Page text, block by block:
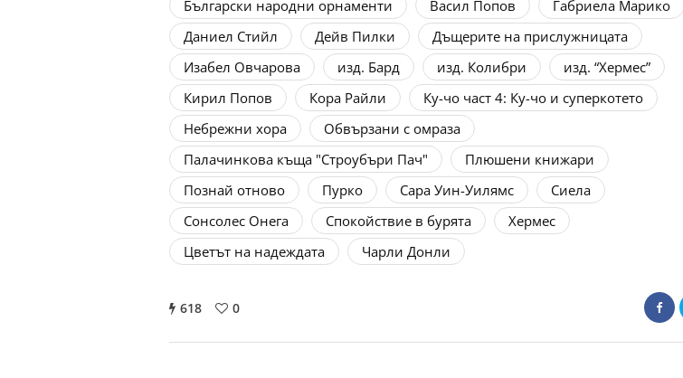
Български народни орнаменти
Васил Попов
Габриела Марико
Даниел Стийл
Дейв Пилки
Дъщерите на прислужницата
Изабел Овчарова
изд. Бард изд. Колибри
изд. “Хермес”
Кирил Попов
Кора Райли
Ку-чо част 4: Ку-чо и суперкотето
Небрежни хора
Обвързани с омраза
Палачинкова къща "Строубъри Пач"
Плюшени книжари
Познай отново
Пурко Сара Уин-Уилямс
Сиела
Сонсолес Онега
Спокойствие в бурята
Хермес
Цветът на надеждата
Чарли Донли
618 0